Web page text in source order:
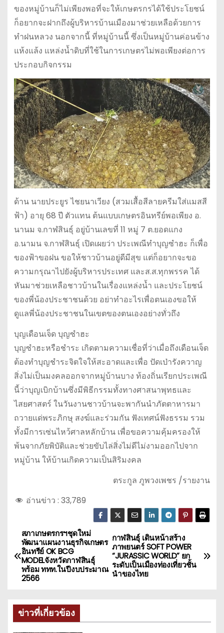
ของหมู่บ้านก็ไม่เพียงพอที่จะให้เกษตรกรได้ใช้ประโยชน์
ก็อยากจะฝากถึงผู้บริหารบ้านเมืองมาช่วยเหลือด้วยการ
ทำฝนหลวง นอกจากนี้ ที่หมู่บ้านนี้ ซึ่งเป็นหมู่บ้านค่อนข้าง
แห้งแล้ง แหล่งน้ำดิบที่ใช้ในการเกษตรไม่พอเพียงต่อการ
ประกอบกิจกรรม
ด้าน นายประยูร ไชยนาเวียง (สวมเสื้อสีลายครีมใส่แมสสี
ฟ้า) อายุ 68 ปี ตัวแทน ต้นแบบเกษตรอินทรีย์พอเพียง อ.
นานม จ.กาฬสินธุ์ อยู่บ้านเลขที่ 11 หมู่ 7 ต.ยอดแกง
อ.นามน จ.กาฬสินธุ์ เปิดเผยว่า ประเพณีทำบุญซำฮะ ก็เพื่อ
ของฟ้าขอฝน ขอให้ชาวบ้านอยู่ดีมีสุข แต่ก็อยากจะขอ
ความกรุณาไปยังผู้บริหารประเทศ และส.ส.ทุกพรรค ได้
หันมาช่วยเหลือชาวบ้านในเรื่องแหล่งน้ำ และประโยชน์
ของพี่น้องประชาชนด้วย อย่าทำอะไรเพื่อตนเองขอให้
ดูแลพี่น้องประชาชนในเขตของตนเองอย่างทั่วถึง
บุญเดือนเจ็ด บุญซำฮะ
บุญซำฮะหรือชำระ เกิดตามความเชื่อที่ว่าเมื่อถึงเดือนเจ็ด
ต้องทำบุญชำระจิตใจให้สะอาดและเพื่อ ปัดเป่ารังควาญ
สิ่งไม่เป็นมงคลออกจากหมู่บ้านบาง ท้องถิ่นเรียกประเพณี
นี้ว่าบุญเบิกบ้านซึ่งมีพิธีกรรมทั้งทางศาสนาพุทธและ
ไสยศาสตร์ ในวันงานชาวบ้านจะพากันนำภัตตาหารมา
ถวายแด่พระภิกษุ สงฆ์และร่วมกัน ฟังเทศน์ฟังธรรม รวม
ทั้งมีการเซ่นไหว้ศาลหลักบ้าน เพื่อขอความคุ้มครองให้
พ้นจากภัยพิบัติและช่วยขับไล่สิ่งไม่ดีไม่งามออกไปจาก
หมู่บ้าน ให้บ้านเกิดความเป็นสิริมงคล
ตระกูล ภูพวงเพชร /รายงาน
อ่านข่าว : 33,789
แ
น
ะ
แ
น
กาฬสินธุ์ เดินหน้าสร้าง
ภาพยนตร์ SOFT POWER
“JURASSIC WORLD” ยก
ระดับเป็นเมืองท่องเที่ยวชั้น
นำของไทย
สภาเกษตรกรฯชุดใหม่
พัฒนาแผนงานธุรกิจเกษตร
อินทรีย์ OK BCG
MODELจังหวัดกาฬสินธุ์
พร้อม ททท.ในปีงบประมาณ
2566
ข่าวที่เกี่ยวข้อง